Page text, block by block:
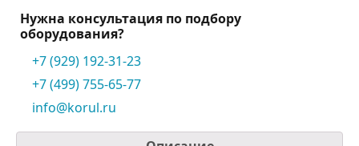
Нужна консультация по подбору
оборудования?
+7 (929) 192-31-23
+7 (499) 755-65-77
info@korul.ru